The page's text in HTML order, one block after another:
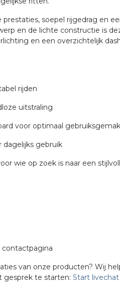
soepel rijgedrag en
en de lichte constructie is
en een overzichtelijk
rijden
uitstraling
voor optimaal gebruiksgemak
dagelijks gebruik
wie op zoek is naar een
contactpagina
van onze producten? Wij
gesprek te starten: Start livechat